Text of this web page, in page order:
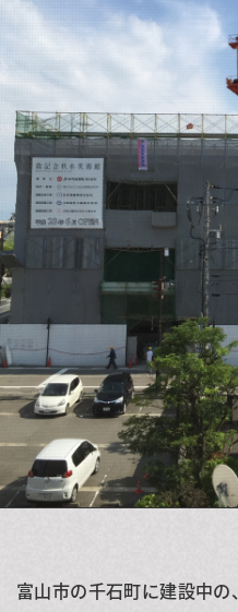
富山市の千石町に建設中の